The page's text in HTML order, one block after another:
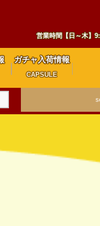
営業時間【日～木】
ガチャ入荷情報
CAPSULE